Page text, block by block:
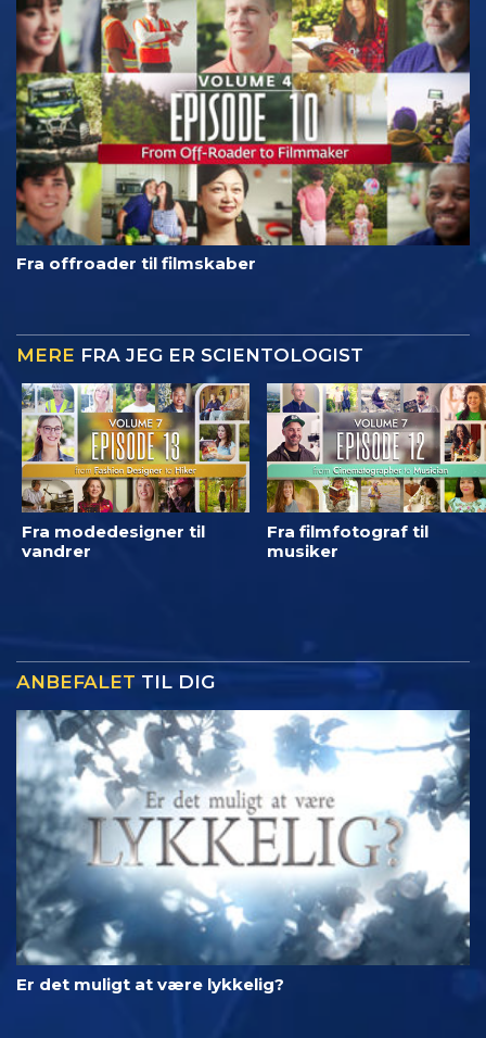
Fra offroader til filmskaber
MERE FRA JEG ER SCIENTOLOGIST
Fra modedesigner til
vandrer
Fra filmfotograf til
musiker
ANBEFALET TIL DIG
Er det muligt at være lykkelig?